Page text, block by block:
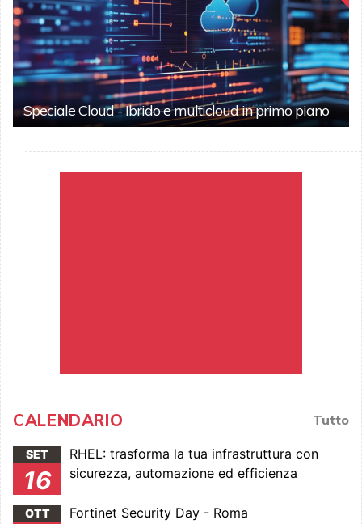
Speciale Cloud - Ibrido e multicloud in primo piano
CALENDARIO Tutto
SET
16
RHEL: trasforma la tua infrastruttura con
sicurezza, automazione ed efficienza
OTT Fortinet Security Day - Roma